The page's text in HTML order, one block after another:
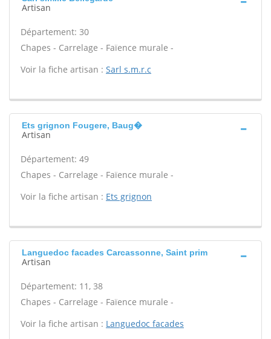
Artisan
Département: 30
Chapes - Carrelage - Faïence murale -
Voir la fiche artisan : Sarl s.m.r.c
Ets grignon Fougere, Baug�
Artisan
Département: 49
Chapes - Carrelage - Faïence murale -
Voir la fiche artisan : Ets grignon
Languedoc facades Carcassonne, Saint prim
Artisan
Département: 11, 38
Chapes - Carrelage - Faïence murale -
Voir la fiche artisan : Languedoc facades